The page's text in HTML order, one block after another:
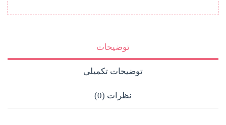
توضیحات
توضیحات تکمیلی
نظرات (0)